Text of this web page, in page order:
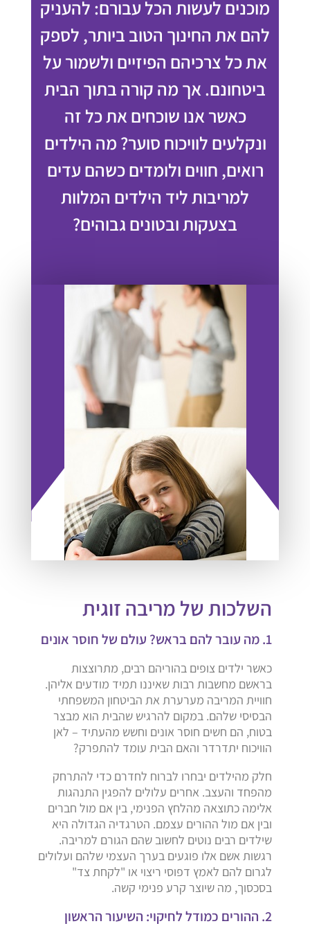
מוכנים לעשות הכל עבורם: להעניק
להם את החינוך הטוב ביותר, לספק
את כל צרכיהם הפיזיים ולשמור על
ביטחונם. אך מה קורה בתוך הבית
כאשר אנו שוכחים את כל זה
ונקלעים לוויכוח סוער? מה הילדים
רואים, חווים ולומדים כשהם עדים
למריבות ליד הילדים המלוות
בצעקות ובטונים גבוהים?
השלכות של מריבה זוגית
1. מה עובר להם בראש? עולם של חוסר אונים
כאשר ילדים צופים בהוריהם רבים, מתרוצצות
בראשם מחשבות רבות שאיננו תמיד מודעים אליהן.
חוויית המריבה מערערת את הביטחון המשפחתי
הבסיסי שלהם. במקום להרגיש שהבית הוא מבצר
בטוח, הם חשים חוסר אונים וחשש מהעתיד – לאן
הוויכוח יתדרדר והאם הבית עומד להתפרק?
חלק מהילדים יבחרו לברוח לחדרם כדי להתרחק
מהפחד והעצב. אחרים עלולים להפגין התנהגות
אלימה כתוצאה מהלחץ הפנימי, בין אם מול חברים
ובין אם מול ההורים עצמם. הטרגדיה הגדולה היא
שילדים רבים נוטים לחשוב שהם הגורם למריבה.
רגשות אשם אלו פוגעים בערך העצמי שלהם ועלולים
לגרום להם לאמץ דפוסי ריצוי או "לקחת צד"
בסכסוך, מה שיוצר קרע פנימי קשה.
2. ההורים כמודל לחיקוי: השיעור הראשון